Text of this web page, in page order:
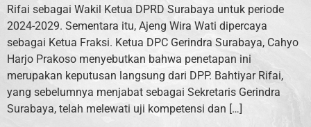
Rifai sebagai Wakil Ketua DPRD Surabaya untuk periode
2024-2029. Sementara itu, Ajeng Wira Wati dipercaya
sebagai Ketua Fraksi. Ketua DPC Gerindra Surabaya, Cahyo
Harjo Prakoso menyebutkan bahwa penetapan ini
merupakan keputusan langsung dari DPP. Bahtiyar Rifai,
yang sebelumnya menjabat sebagai Sekretaris Gerindra
Surabaya, telah melewati uji kompetensi dan […]